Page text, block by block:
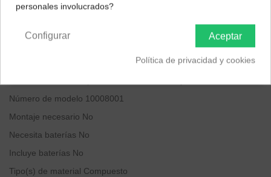
Detalles técnicos
‎10.5 x 17 x 1.1 cm; 230 gramos
Número de modelo ‎10008001
Montaje necesario ‎No
Necesita baterías ‎No
Incluye baterías ‎No
Tipo(s) de material ‎Compuesto
personales involucrados?
Aceptar
Configurar
Política de privacidad y cookies